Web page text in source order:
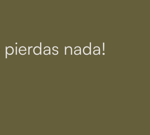
pierdas nada!